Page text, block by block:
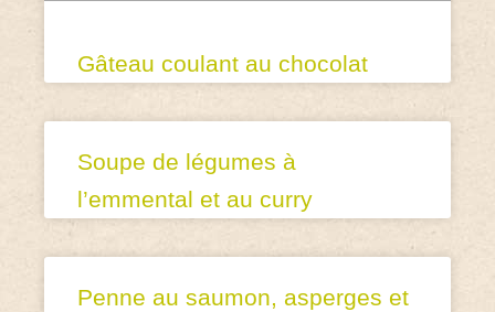
Gâteau coulant au chocolat
Soupe de légumes à
l’emmental et au curry
Penne au saumon, asperges et